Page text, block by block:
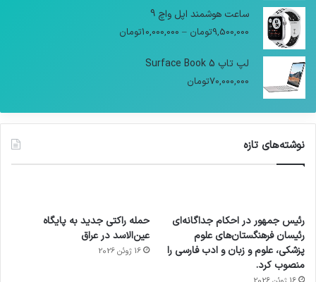
ساعت هوشمند اپل واچ 9
9,500,000تومان –
10,000,000تومان
لپ تاپ Surface Book 5
70,000,000تومان
نوشته‌های تازه
رئیس جمهور در احکام جداگانه‌ای
رئیسان فرهنگستان‌های علوم
پزشکی، علوم و زبان و ادب فارسی را
منصوب کرد.
حمله راکتی جدید به پایگاه
عین‌الاسد در عراق
16 ژوئن 2026